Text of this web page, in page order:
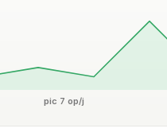
pic 7 op/j